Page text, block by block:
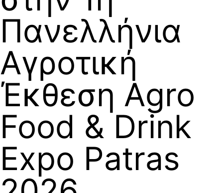
Πανελλήνια
Αγροτική
Έκθεση Agro
Food & Drink
Expo Patras